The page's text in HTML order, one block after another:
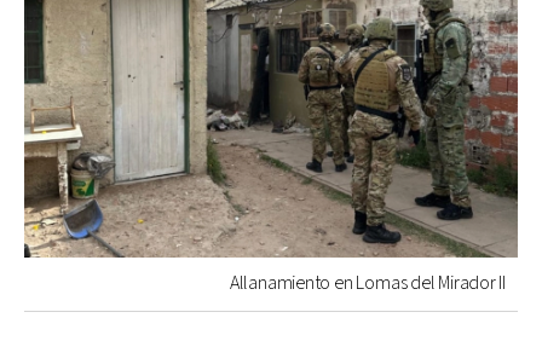
Allanamiento en Lomas del Mirador II